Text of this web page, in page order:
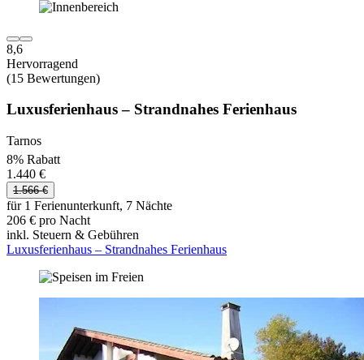
8,6
Hervorragend
(15 Bewertungen)
Luxusferienhaus – Strandnahes Ferienhaus
Tarnos
8% Rabatt
1.440 €
1.566 €
für 1 Ferienunterkunft, 7 Nächte
206 € pro Nacht
inkl. Steuern & Gebühren
Luxusferienhaus – Strandnahes Ferienhaus